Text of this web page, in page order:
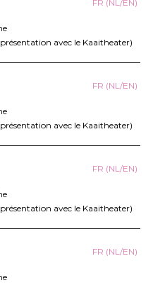
FR (NL/EN)
avec le Kaaitheater)
FR (NL/EN)
avec le Kaaitheater)
FR (NL/EN)
avec le Kaaitheater)
FR (NL/EN)